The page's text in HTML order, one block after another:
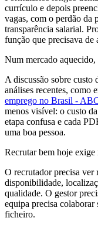
currículo e depois
vagas, com o perdão da
transparência salarial.
função que precisava de
Num mercado aquecido,
A discussão sobre custo
análises recentes, como
emprego no Brasil -
menos visível: o custo
etapa confusa e cada
uma boa pessoa.
Recrutar bem hoje exige
O recrutador precisa ver
disponibilidade,
qualidade. O gestor
equipa precisa colaborar
ficheiro.